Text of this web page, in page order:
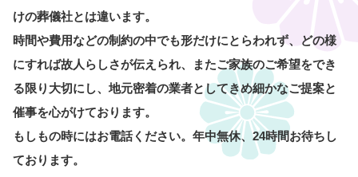
けの葬儀社とは違います。
時間や費用などの制約の中でも形だけにとらわれず、どの様
にすれば故人らしさが伝えられ、またご家族のご希望をでき
る限り大切にし、地元密着の業者としてきめ細かなご提案と
催事を心がけております。
もしもの時にはお電話ください。年中無休、24時間お待ちし
ております。